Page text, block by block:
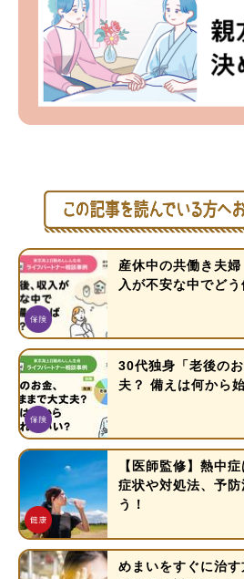
産休中の共働き夫
入が不安な中でどう
30代独身「老後の
夫？ 備えは何から
【医師監修】熱中
症状や対処法、予
う！
めまいをすぐに治